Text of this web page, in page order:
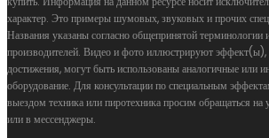
характер. Это примеры шумовых, звуковых и прочих
Названия указаны согласно общепринятой терминологии
производителей. Видео и фото иллюстрируют эффект(ы),
достижения, могут быть использованы аналогичные или
оборудование. Для консультации по специальным
выездом техника или пиротехника просим обращаться на
или в мессенджеры.